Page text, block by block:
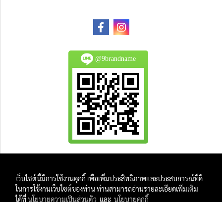
@9brandname
And
All Photo in this website were taken by
เว็บไซต์นี้มีการใช้งานคุกกี้ เพื่อเพิ่มประสิทธิภาพและประสบการณ์ที่ดี
ในการใช้งานเว็บไซต์ของท่าน ท่านสามารถอ่านรายละเอียดเพิ่มเติม
ได้ที่นโยบายความเป็นส่วนตัว และ นโยบายคุกกี้